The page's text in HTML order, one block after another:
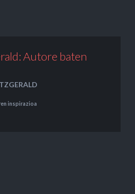
Autore baten
inspirazioa